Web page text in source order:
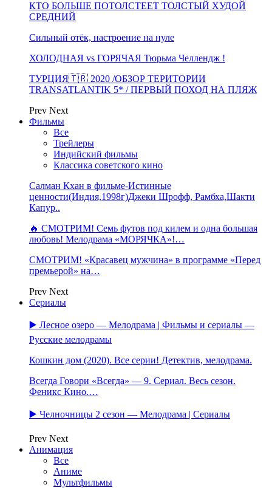
КТО БОЛЬШЕ ПОТОЛСТЕЕТ ТОЛСТЫЙ ХУДОЙ
СРЕДНИЙ
Сильный отёк, настроение на нуле
ХОЛОДНАЯ vs ГОРЯЧАЯ Тюрьма Челлендж !
ТУРЦИЯ🇹🇷 2020 /ОБЗОР ТЕРИТОРИИ
TRANSATLANTIK 5* / ПЕРВЫЙ ПОХОД НА ПЛЯЖ
Prev Next
Фильмы
Все
Трейлеры
Индийский фильмы
Классика советского кино
Салман Кхан в фильме-Истинные
ценности(Индия,1998г)Джеки Шрофф, Рамбха,Шакти
Капур..
🔥 СМОТРИМ! Семь футов под килем и одна большая
любовь! Мелодрама «МОРЯЧКА»!…
СМОТРИМ! «Красавец мужчина» в программе «Перед
премьерой» на…
Prev Next
Сериалы
▶️ Лесное озеро — Мелодрама | Фильмы и сериалы —
Русские мелодрамы
Кошкин дом (2020). Все серии! Детектив, мелодрама.
Всегда Говори «Всегда» — 9. Сериал. Весь сезон.
Феникс Кино.…
▶️ Челночницы 2 сезон — Мелодрама | Сериалы
Prev Next
Анимация
Все
Аниме
Мультфильмы